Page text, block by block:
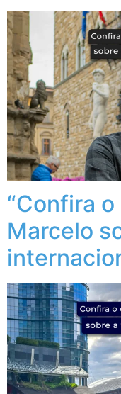
“Confira
Marcelo